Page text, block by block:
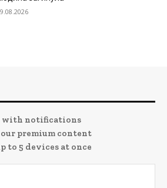
with notifications
premium content
to 5 devices at once